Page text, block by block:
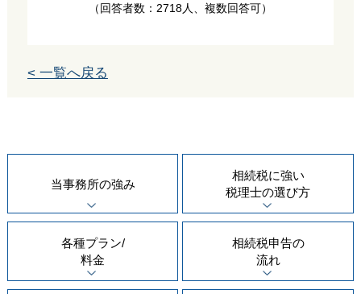
（回答者数：2718人、複数回答可）
< 一覧へ戻る
当事務所の強み
相続税に強い
税理士の選び方
各種プラン/
料金
相続税申告の
流れ